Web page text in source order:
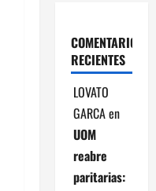
COMENTARIOS
RECIENTES
LOVATO
GARCAen
UOM
reabre
paritarias: